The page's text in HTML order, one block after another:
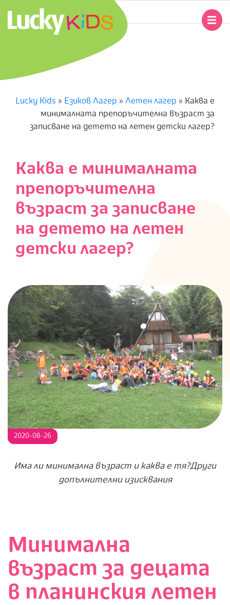
content
U
C
K
D
S
Lucky Kids » Езиков Лагер » Летен лагер » Каква е
минималната препоръчителна възраст за
записване на детето на летен детски лагер?
Каква е минималната
препоръчителна
възраст за записване
на детето на летен
детски лагер?
2020-08-26
Има ли минимална възраст и каква е тя?Други
допълнителни изисквания
Минимална
възраст за децата
в планинския летен